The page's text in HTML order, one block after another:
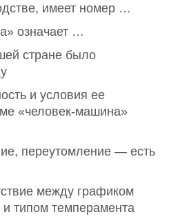
имеет номер …
означает …
стране было
и условия ее
«человек-машина»
переутомление — есть
между графиком
и типом темперамента